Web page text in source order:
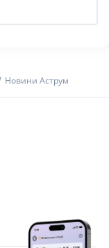
Новини Аструм